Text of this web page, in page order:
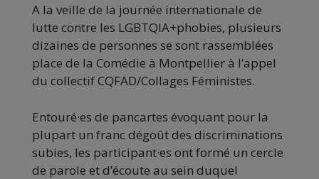
A la veille de la journée internationale de
lutte contre les LGBTQIA+phobies, plusieurs
dizaines de personnes se sont rassemblées
place de la Comédie à Montpellier à l’appel
du collectif CQFAD/Collages Féministes.
Entouré·es de pancartes évoquant pour la
plupart un franc dégoût des discriminations
subies, les participant·es ont formé un cercle
de parole et d’écoute au sein duquel